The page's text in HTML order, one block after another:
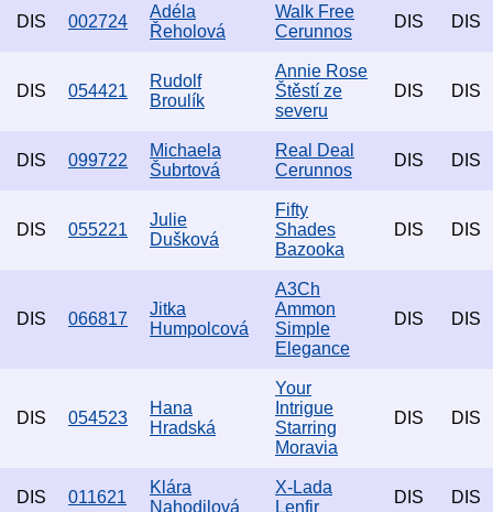
DIS 002724
Adéla
Řeholová
Walk Free
Cerunnos
DIS DIS
DIS 054421
Rudolf
Broulík
Annie Rose
Štěstí ze
severu
DIS DIS
DIS 099722
Michaela
Šubrtová
Real Deal
Cerunnos
DIS DIS
DIS 055221
Julie
Dušková
Fifty
Shades
Bazooka
DIS DIS
DIS 066817
Jitka
Humpolcová
A3Ch
Ammon
Simple
Elegance
DIS DIS
DIS 054523
Hana
Hradská
Your
Intrigue
Starring
Moravia
DIS DIS
DIS 011621
Klára
Nahodilová
X-Lada
Lenfir
DIS DIS